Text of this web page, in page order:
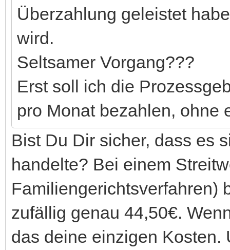
Überzahlung geleistet
wird.
Seltsamer Vorgang???
Erst soll ich die
pro Monat bezahlen, ohne
Bist Du Dir sicher, dass es
handelte? Bei einem
Familiengerichtsverfahren)
zufällig genau 44,50€.
das deine einzigen Kosten.